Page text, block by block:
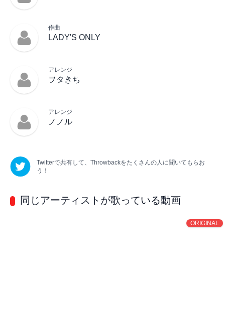
作曲
LADY'S ONLY
アレンジ
ヲタきち
アレンジ
ノノル
Twitterで共有して、Throwbackをたくさんの人に聞いてもらお
う！
同じアーティストが歌っている動画
ORIGINAL